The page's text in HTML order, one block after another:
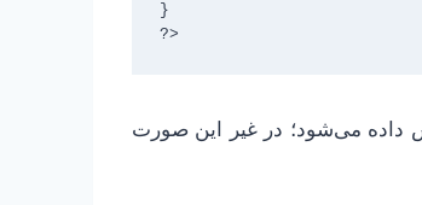
}
?>
داده می‌شود؛ در غیر این صورت